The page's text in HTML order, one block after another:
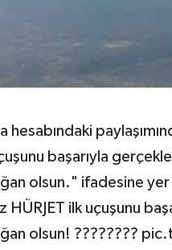
başarıyla
olsun." ifadesine yer
HÜRJET ilk uçuşunu
olsun! ????????